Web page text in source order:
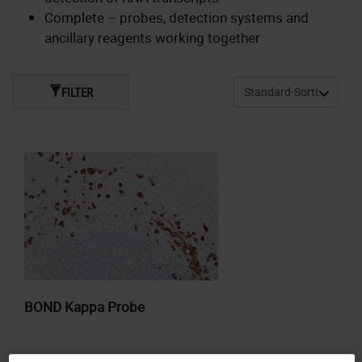
Complete – probes, detection systems and
ancillary reagents working together
BOND Kappa Probe
FILTER